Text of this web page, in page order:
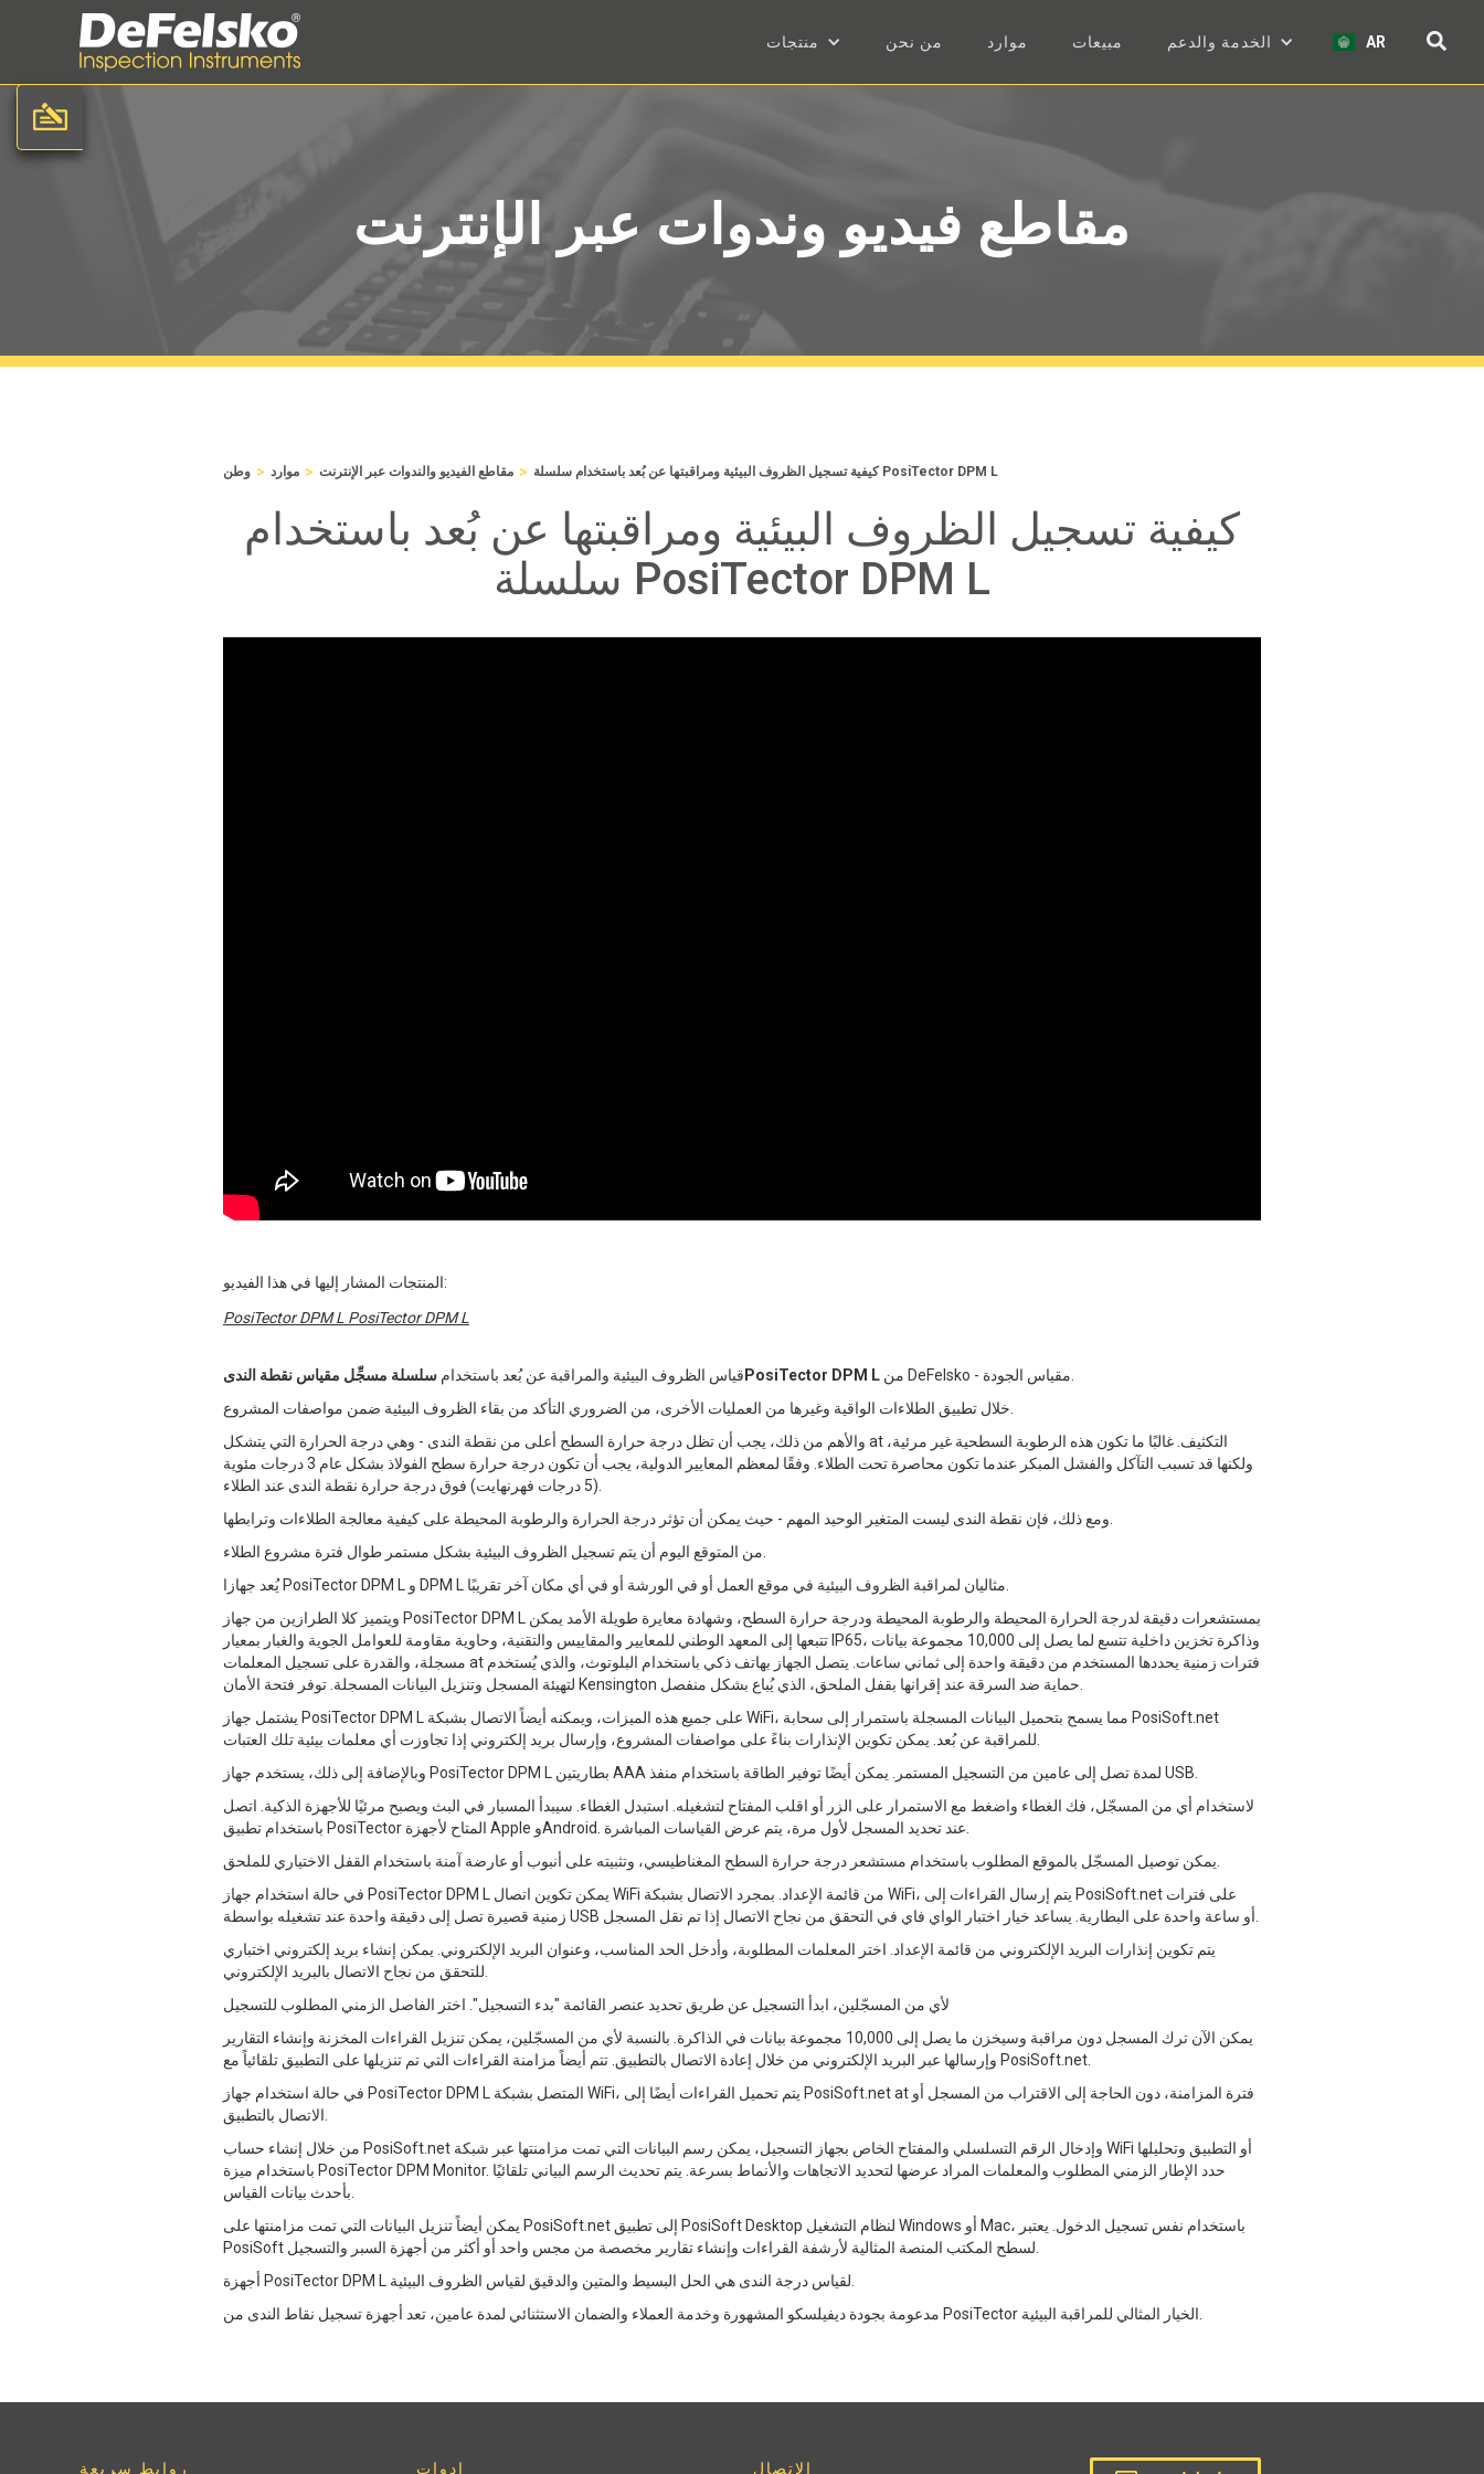
منتجات من نحن موارد مبيعات الخدمة والدعم AR
مقاطع فيديو وندوات عبر الإنترنت
وطن > موارد > مقاطع الفيديو والندوات عبر الإنترنت > كيفية تسجيل الظروف البيئية ومراقبتها عن بُعد باستخدام سلسلة PosiTector DPM L
كيفية تسجيل الظروف البيئية ومراقبتها عن بُعد باستخدام
سلسلة PosiTector DPM L
المنتجات المشار إليها في هذا الفيديو:
PosiTector DPM L PosiTector DPM L
قياس الظروف البيئية والمراقبة عن بُعد باستخدام سلسلة مسجِّل مقياس نقطة الندىPosiTector DPM L
من DeFelsko - مقياس الجودة.
خلال تطبيق الطلاءات الواقية وغيرها من العمليات الأخرى، من الضروري التأكد من بقاء الظروف البيئية ضمن مواصفات المشروع.
والأهم من ذلك، يجب أن تظل درجة حرارة السطح أعلى من نقطة الندى - وهي درجة الحرارة التي يتشكل at التكثيف. غالبًا ما تكون هذه الرطوبة السطحية غير مرئية،
ولكنها قد تسبب التآكل والفشل المبكر عندما تكون محاصرة تحت الطلاء. وفقًا لمعظم المعايير الدولية، يجب أن تكون درجة حرارة سطح الفولاذ بشكل عام 3 درجات مئوية
(5 درجات فهرنهايت) فوق درجة حرارة نقطة الندى عند الطلاء.
ومع ذلك، فإن نقطة الندى ليست المتغير الوحيد المهم - حيث يمكن أن تؤثر درجة الحرارة والرطوبة المحيطة على كيفية معالجة الطلاءات وترابطها.
من المتوقع اليوم أن يتم تسجيل الظروف البيئية بشكل مستمر طوال فترة مشروع الطلاء.
يُعد جهازا PosiTector DPM L و DPM L مثاليان لمراقبة الظروف البيئية في موقع العمل أو في الورشة أو في أي مكان آخر تقريبًا.
ويتميز كلا الطرازين من جهاز PosiTector DPM L بمستشعرات دقيقة لدرجة الحرارة المحيطة والرطوبة المحيطة ودرجة حرارة السطح، وشهادة معايرة طويلة الأمد يمكن
تتبعها إلى المعهد الوطني للمعايير والمقاييس والتقنية، وحاوية مقاومة للعوامل الجوية والغبار بمعيار IP65، وذاكرة تخزين داخلية تتسع لما يصل إلى 10,000 مجموعة بيانات
مسجلة، والقدرة على تسجيل المعلمات at فترات زمنية يحددها المستخدم من دقيقة واحدة إلى ثماني ساعات. يتصل الجهاز بهاتف ذكي باستخدام البلوتوث، والذي يُستخدم
لتهيئة المسجل وتنزيل البيانات المسجلة. توفر فتحة الأمان Kensington حماية ضد السرقة عند إقرانها بقفل الملحق، الذي يُباع بشكل منفصل.
يشتمل جهاز PosiTector DPM L على جميع هذه الميزات، ويمكنه أيضاً الاتصال بشبكة WiFi، مما يسمح بتحميل البيانات المسجلة باستمرار إلى سحابة PosiSoft.net
للمراقبة عن بُعد. يمكن تكوين الإنذارات بناءً على مواصفات المشروع، وإرسال بريد إلكتروني إذا تجاوزت أي معلمات بيئية تلك العتبات.
وبالإضافة إلى ذلك، يستخدم جهاز PosiTector DPM L بطاريتين AAA لمدة تصل إلى عامين من التسجيل المستمر. يمكن أيضًا توفير الطاقة باستخدام منفذ USB.
لاستخدام أي من المسجّل، فك الغطاء واضغط مع الاستمرار على الزر أو اقلب المفتاح لتشغيله. استبدل الغطاء. سيبدأ المسبار في البث ويصبح مرئيًا للأجهزة الذكية. اتصل
باستخدام تطبيق PosiTector المتاح لأجهزة Apple وAndroid. عند تحديد المسجل لأول مرة، يتم عرض القياسات المباشرة.
يمكن توصيل المسجّل بالموقع المطلوب باستخدام مستشعر درجة حرارة السطح المغناطيسي، وتثبيته على أنبوب أو عارضة آمنة باستخدام القفل الاختياري للملحق.
في حالة استخدام جهاز PosiTector DPM L يمكن تكوين اتصال WiFi من قائمة الإعداد. بمجرد الاتصال بشبكة WiFi، يتم إرسال القراءات إلى PosiSoft.net على فترات
زمنية قصيرة تصل إلى دقيقة واحدة عند تشغيله بواسطة USB أو ساعة واحدة على البطارية. يساعد خيار اختبار الواي فاي في التحقق من نجاح الاتصال إذا تم نقل المسجل.
يتم تكوين إنذارات البريد الإلكتروني من قائمة الإعداد. اختر المعلمات المطلوبة، وأدخل الحد المناسب، وعنوان البريد الإلكتروني. يمكن إنشاء بريد إلكتروني اختباري
للتحقق من نجاح الاتصال بالبريد الإلكتروني.
لأي من المسجّلين، ابدأ التسجيل عن طريق تحديد عنصر القائمة "بدء التسجيل". اختر الفاصل الزمني المطلوب للتسجيل
يمكن الآن ترك المسجل دون مراقبة وسيخزن ما يصل إلى 10,000 مجموعة بيانات في الذاكرة. بالنسبة لأي من المسجّلين، يمكن تنزيل القراءات المخزنة وإنشاء التقارير
وإرسالها عبر البريد الإلكتروني من خلال إعادة الاتصال بالتطبيق. تتم أيضاً مزامنة القراءات التي تم تنزيلها على التطبيق تلقائياً مع PosiSoft.net.
في حالة استخدام جهاز PosiTector DPM L المتصل بشبكة WiFi، يتم تحميل القراءات أيضًا إلى PosiSoft.net at فترة المزامنة، دون الحاجة إلى الاقتراب من المسجل أو
الاتصال بالتطبيق.
من خلال إنشاء حساب PosiSoft.net وإدخال الرقم التسلسلي والمفتاح الخاص بجهاز التسجيل، يمكن رسم البيانات التي تمت مزامنتها عبر شبكة WiFi أو التطبيق وتحليلها
باستخدام ميزة PosiTector DPM Monitor. حدد الإطار الزمني المطلوب والمعلمات المراد عرضها لتحديد الاتجاهات والأنماط بسرعة. يتم تحديث الرسم البياني تلقائيًا
بأحدث بيانات القياس.
يمكن أيضاً تنزيل البيانات التي تمت مزامنتها على PosiSoft.net إلى تطبيق PosiSoft Desktop لنظام التشغيل Windows أو Mac، باستخدام نفس تسجيل الدخول. يعتبر
PosiSoft لسطح المكتب المنصة المثالية لأرشفة القراءات وإنشاء تقارير مخصصة من مجس واحد أو أكثر من أجهزة السبر والتسجيل.
أجهزة PosiTector DPM L لقياس درجة الندى هي الحل البسيط والمتين والدقيق لقياس الظروف البيئية.
مدعومة بجودة ديفيلسكو المشهورة وخدمة العملاء والضمان الاستثنائي لمدة عامين، تعد أجهزة تسجيل نقاط الندى من PosiTector الخيار المثالي للمراقبة البيئية.
روابط سريعة ادوات الاتصال